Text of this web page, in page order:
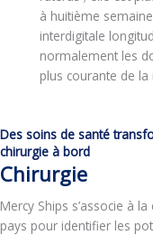
à huitième
interdigitale
normalement les
plus courante de
Des soins de santé
chirurgie à bord
Chirurgie
Mercy Ships s’associe à
pays pour identifier les